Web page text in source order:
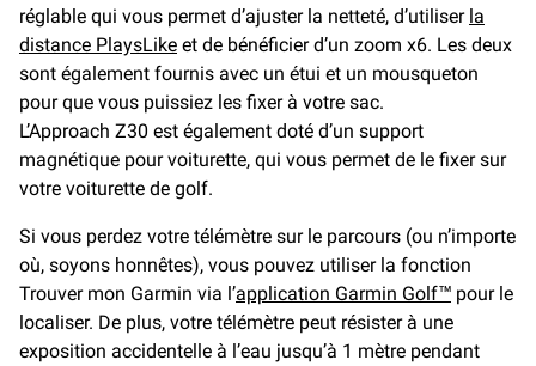
réglable qui vous permet d’ajuster la netteté, d’utiliser la
distance PlaysLike et de bénéficier d’un zoom x6. Les deux
sont également fournis avec un étui et un mousqueton
pour que vous puissiez les fixer à votre sac.
L’Approach Z30 est également doté d’un support
magnétique pour voiturette, qui vous permet de le fixer sur
votre voiturette de golf.
Si vous perdez votre télémètre sur le parcours (ou n’importe
où, soyons honnêtes), vous pouvez utiliser la fonction
Trouver mon Garmin via l’application Garmin Golf™ pour le
localiser. De plus, votre télémètre peut résister à une
exposition accidentelle à l’eau jusqu’à 1 mètre pendant